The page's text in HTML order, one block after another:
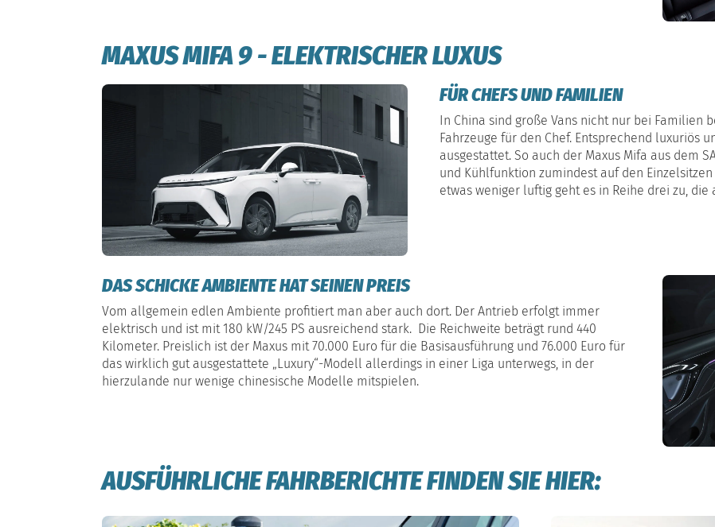
MAXUS MIFA 9 - ELEKTRISCHER LUXUS
FÜR CHEFS UND FAMILIEN
In China sind große Vans nicht nur bei Familien
Fahrzeuge für den Chef. Entsprechend luxuriös
ausgestattet. So auch der Maxus Mifa aus dem
und Kühlfunktion zumindest auf den
etwas weniger luftig geht es in Reihe drei zu,
DAS SCHICKE AMBIENTE HAT SEINEN PREIS
Vom allgemein edlen Ambiente profitiert man aber auch dort. Der Antrieb erfolgt immer
elektrisch und ist mit 180 kW/245 PS ausreichend stark. Die Reichweite beträgt rund 440
Kilometer. Preislich ist der Maxus mit 70.000 Euro für die Basisausführung und 76.000 Euro für
das wirklich gut ausgestattete „Luxury“-Modell allerdings in einer Liga unterwegs, in der
hierzulande nur wenige chinesische Modelle mitspielen.
AUSFÜHRLICHE FAHRBERICHTE FINDEN SIE HIER: